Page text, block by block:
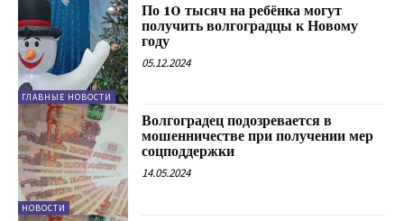
ГЛАВНЫЕ НОВОСТИ
По 10 тысяч на ребёнка могут
получить волгоградцы к Новому
году
05.12.2024
НОВОСТИ
Волгоградец подозревается в
мошенничестве при получении мер
соцподдержки
14.05.2024